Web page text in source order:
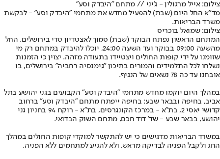
צילום: אייל מרגולין - ג'יני // מתחם "היבדק וסע"
מד"א החל היום (שבת) להפעיל מחדש את מתחמי "היבדק וסע" - לבקשת
משרד הבריאות.
צילום: שמואל בוכריס
המתחם הראשון נפתח הבוקר (שבת) סמוך לאצטדיון טדי בירושלים. החל
מהשעה 09:00 בבוקר ועד השעה 24:00, יוכלו להיבדק במתחם רק מי
שזומנו על ידי קופות החולים ויצטיידו בתעודה מזהה. יצוין כי הזמנות
נשלחו לכל התלמידים והמורים בתיכון "גימנסיה רחביה" בירושלים, בו
אובחנו עד כה 78 נשאים של הנגיף.
במהלך היום יוקמו מחדש מתחמי "היבדק וסע" הקבועים בגני יהושע בתל
אביב, בחיפה ובבאר שבע: בחיפה ייפתח מתחם "היבדק וסע" ברחוב
קדושי יאסי 2, בת"א - במרכז הקונגרסים, בת"א - רוקח 94 בחניון גני
יהושע, בבאר שבע - שד' דוד חכם, מתחם השוק הבדואי.
במשרד הבריאות מדגישים כי יש להתקשר למוקדי קופות החולים במהלך
החג ולקבל הפניה לבדיקה מראש, ולא להגיע למתחמים ללא הפניה.